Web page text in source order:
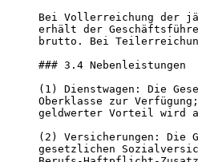
Bei Vollerreichung der
erhält der
brutto. Bei
### 3.4 Nebenleistungen
(1) Dienstwagen: Die
Oberklasse zur
geldwerter Vorteil wird
(2) Versicherungen:
gesetzlichen